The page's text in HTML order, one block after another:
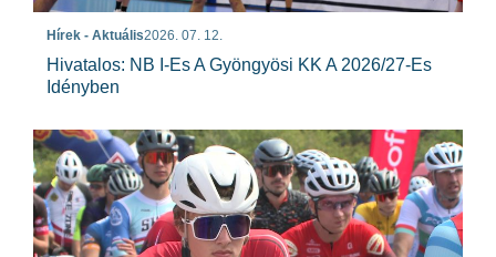
Hírek - Aktuális2026. 07. 12.
Hivatalos: NB I-Es A Gyöngyösi KK A 2026/27-Es
Idényben